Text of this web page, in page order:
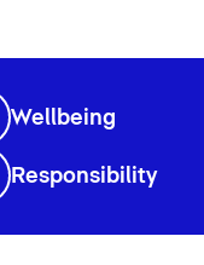
Wellbeing
Responsibility